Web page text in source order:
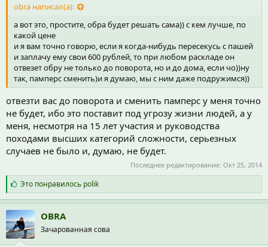
obra написал(а):
а вот это, простите, обра будет решать сама)) с кем лучше, по
какой цене
и я вам точно говорю, если я когда-нибудь пересекусь с пашей
и заплачу ему свои 600 рублей, то при любом раскладе он
отвезет обру не только до поворота, но и до дома, если чо))ну
так, памперс сменить)и я думаю, мы с ним даже подружимся))
отвезти вас до поворота и сменить памперс у меня точно
не будет, ибо это поставит под угрозу жизни людей, а у
меня, несмотря на 15 лет участия и руководства
походами высших категорий сложности, серьезных
случаев не было и, думаю, не будет.
Последнее редактирование: Окт 25, 2014
С
и
м
п
а
т
и
Это понравилось polik
OBRA
Зачарованная сова